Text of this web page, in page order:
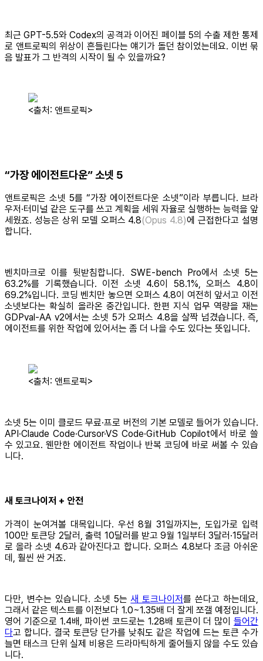
최근 GPT-5.5와 Codex의 공격과 이어진 페이블 5의 수출 제한 통제
로 앤트로픽의 위상이 흔들린다는 얘기가 돌던 참이었는데요. 이번 묶
음 발표가 그 반격의 시작이 될 수 있을까요?
<출처: 앤트로픽>
“가장 에이전트다운” 소넷 5
앤트로픽은 소넷 5를 “가장 에이전트다운 소넷”이라 부릅니다. 브라
우저·터미널 같은 도구를 쓰고 계획을 세워 자율로 실행하는 능력을 앞
세웠죠. 성능은 상위 모델 오퍼스 4.8(Opus 4.8)에 근접한다고 설명
합니다.
벤치마크로 이를 뒷받침합니다. SWE-bench Pro에서 소넷 5는
63.2%를 기록했습니다. 이전 소넷 4.6이 58.1%, 오퍼스 4.8이
69.2%입니다. 코딩 벤치만 놓으면 오퍼스 4.8이 여전히 앞서고 이전
소넷보다는 확실히 올라온 중간입니다. 한편 지식 업무 역량을 재는
GDPval-AA v2에서는 소넷 5가 오퍼스 4.8을 살짝 넘겼습니다. 즉,
에이전트를 위한 작업에 있어서는 좀 더 나을 수도 있다는 뜻입니다.
<출처: 앤트로픽>
소넷 5는 이미 클로드 무료·프로 버전의 기본 모델로 들어가 있습니다.
API·Claude Code·Cursor·VS Code·GitHub Copilot에서 바로 쓸
수 있고요. 웬만한 에이전트 작업이나 반복 코딩에 바로 써볼 수 있습
니다.
새 토크나이저 + 안전
가격이 눈여겨볼 대목입니다. 우선 8월 31일까지는, 도입가로 입력
100만 토큰당 2달러, 출력 10달러를 받고 9월 1일부터 3달러·15달러
로 올라 소넷 4.6과 같아진다고 합니다. 오퍼스 4.8보다 조금 아쉬운
데, 훨씬 싼 거죠.
다만, 변수는 있습니다. 소넷 5는 새 토크나이저를 쓴다고 하는데요,
그래서 같은 텍스트를 이전보다 1.0~1.35배 더 잘게 쪼갤 예정입니다.
영어 기준으로 1.4배, 파이썬 코드로는 1.28배 토큰이 더 많이 들어간
다고 합니다. 결국 토큰당 단가를 낮춰도 같은 작업에 드는 토큰 수가
늘면 태스크 단위 실제 비용은 드라마틱하게 줄어들지 않을 수도 있습
니다.